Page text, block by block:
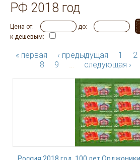
РФ 2018 год
Цена от: до:
к дешевым:
« первая ‹ предыдущая 1 2
8
9 … следующая ›